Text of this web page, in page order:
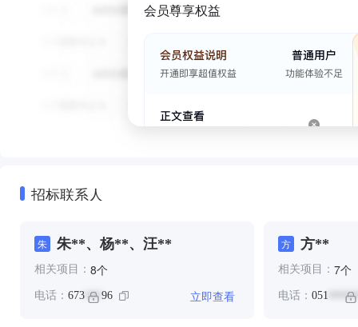
会员尊享权益
招标联系人
朱 朱**、杨**、汪**
相关项目： 8个
电话： 673 *** 96 立即查看
方 方**
相关项目： 7个
电话： 051